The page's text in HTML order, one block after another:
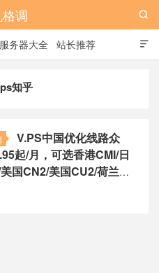
调

服务器大全 站长推荐

知乎
V.PS中国优化线路众
起/月，可选香港CMI/日
国CN2/美国CU2/荷兰